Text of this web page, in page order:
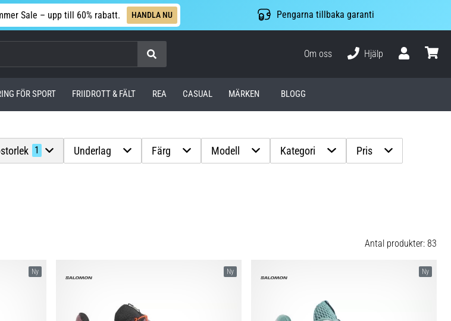
Sale – upp till 60% rabatt. HANDLA NU Pengarna tillbaka garanti
Om oss
Hjälp
FÖR SPORT FRIIDROTT & FÄLT REA CASUAL MÄRKEN BLOGG
1 Underlag Färg Modell Kategori Pris
Antal produkter: 83
Ny Ny Ny